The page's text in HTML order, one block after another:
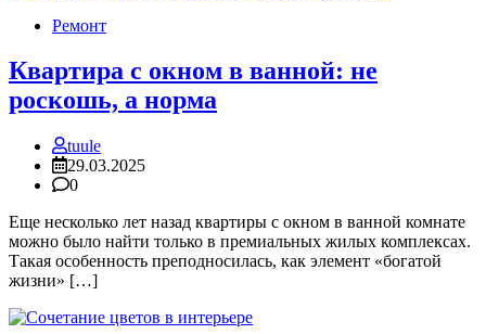
Ремонт
Квартира с окном в ванной: не
роскошь, а норма
tuule
29.03.2025
0
Еще несколько лет назад квартиры с окном в ванной комнате
можно было найти только в премиальных жилых комплексах.
Такая особенность преподносилась, как элемент «богатой
жизни» […]